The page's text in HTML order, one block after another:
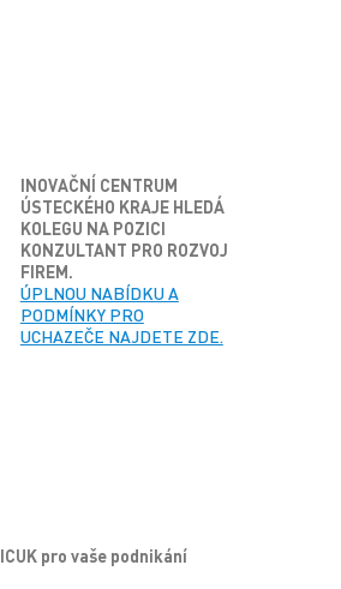
INOVAČNÍ CENTRUM
ÚSTECKÉHO KRAJE HLEDÁ
KOLEGU NA POZICI
KONZULTANT PRO ROZVOJ
FIREM.
ÚPLNOU NABÍDKU A
PODMÍNKY PRO
UCHAZEČE NAJDETE ZDE.
ICUK pro vaše podnikání